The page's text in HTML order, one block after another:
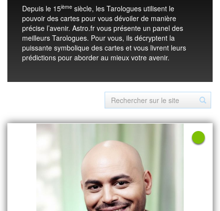
Depuis le 15ième siècle, les Tarologues utilisent le
pouvoir des cartes pour vous dévoiler de manière
précise l’avenir. Astro.fr vous présente un panel des
meilleurs Tarologues. Pour vous, ils décryptent la
puissante symbolique des cartes et vous livrent leurs
prédictions pour aborder au mieux votre avenir.